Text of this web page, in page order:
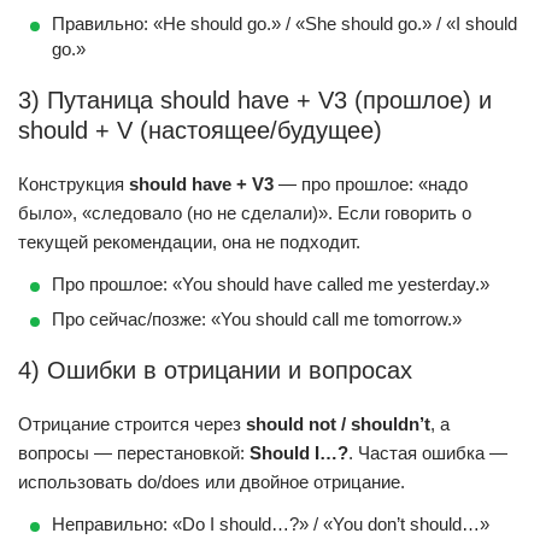
Правильно: «He should go.» / «She should go.» / «I should
go.»
3) Путаница should have + V3 (прошлое) и
should + V (настоящее/будущее)
Конструкция should have + V3 — про прошлое: «надо
было», «следовало (но не сделали)». Если говорить о
текущей рекомендации, она не подходит.
Про прошлое: «You should have called me yesterday.»
Про сейчас/позже: «You should call me tomorrow.»
4) Ошибки в отрицании и вопросах
Отрицание строится через should not / shouldn’t, а
вопросы — перестановкой: Should I…?. Частая ошибка —
использовать do/does или двойное отрицание.
Неправильно: «Do I should…?» / «You don’t should…»